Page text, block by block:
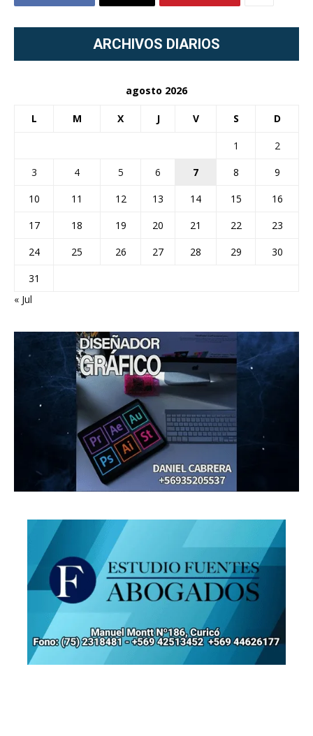
ARCHIVOS DIARIOS
agosto 2026
L M X J V S D
1
2
3
4 5 6 7 8
9
10
11 12 13 14 15
16
17
18 19 20 21 22
23
24
25 26 27 28 29
30
31
« Jul